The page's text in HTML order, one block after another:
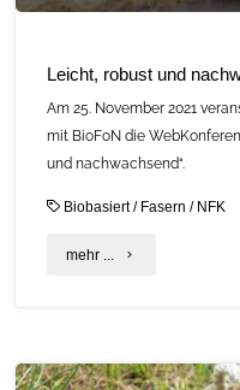
Leicht, robust und
Am 25. November 2021
mit BioFoN die
und nachwachsend“.
Biobasiert/ Fasern / NFK
mehr ... "Leicht,
nachwachsend"